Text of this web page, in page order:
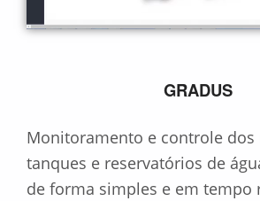
GRADUS
Monitoramento e controle dos
tanques e reservatórios de
de forma simples e em tempo